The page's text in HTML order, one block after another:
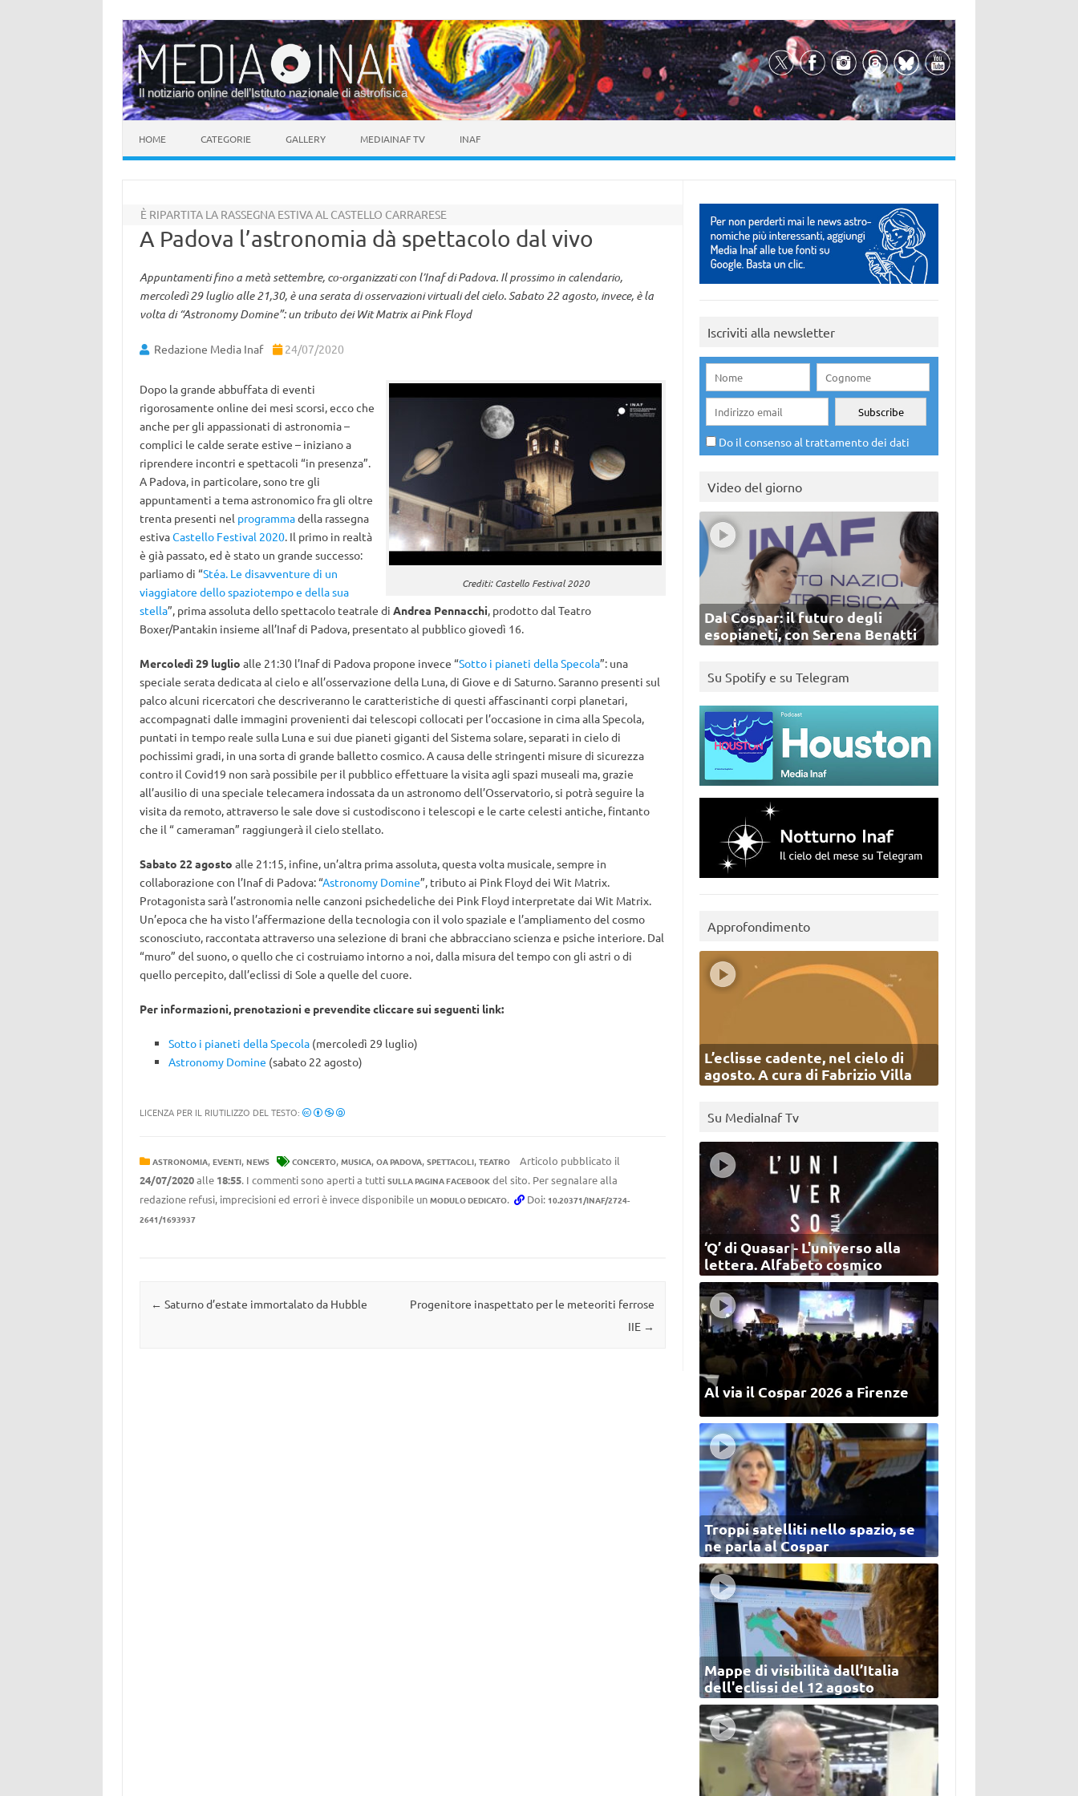
Il notiziario online dell’Istituto nazionale di astrofisica
HOME CATEGORIE GALLERY MEDIAINAF TV INAF
È RIPARTITA LA RASSEGNA ESTIVA AL CASTELLO CARRARESE
A Padova l’astronomia dà spettacolo dal vivo
Appuntamenti fino a metà settembre, co-organizzati con l’Inaf di Padova. Il prossimo in calendario,
mercoledì 29 luglio alle 21,30, è una serata di osservazioni virtuali del cielo. Sabato 22 agosto, invece, è la
volta di “Astronomy Domine”: un tributo dei Wit Matrix ai Pink Floyd
Redazione Media Inaf 24/07/2020
Crediti: Castello Festival 2020
Dopo la grande abbuffata di eventi
rigorosamente online dei mesi scorsi, ecco che
anche per gli appassionati di astronomia –
complici le calde serate estive – iniziano a
riprendere incontri e spettacoli “in presenza”.
A Padova, in particolare, sono tre gli
appuntamenti a tema astronomico fra gli oltre
trenta presenti nel programmadella rassegna
estivaCastello Festival 2020. Il primo in realtà
è già passato, ed è stato un grande successo:
parliamo di “Stéa. Le disavventure di un
viaggiatore dello spaziotempo e della sua
stella”, prima assoluta dello spettacolo teatrale di Andrea Pennacchi, prodotto dal Teatro
Boxer/Pantakin insieme all’Inaf di Padova, presentato al pubblico giovedì 16.
Mercoledì 29 luglio alle 21:30 l’Inaf di Padova propone invece “Sotto i pianeti della Specola”: una
speciale serata dedicata al cielo e all’osservazione della Luna, di Giove e di Saturno. Saranno presenti sul
palco alcuni ricercatori che descriveranno le caratteristiche di questi affascinanti corpi planetari,
accompagnati dalle immagini provenienti dai telescopi collocati per l’occasione in cima alla Specola,
puntati in tempo reale sulla Luna e sui due pianeti giganti del Sistema solare, separati in cielo di
pochissimi gradi, in una sorta di grande balletto cosmico. A causa delle stringenti misure di sicurezza
contro il Covid19 non sarà possibile per il pubblico effettuare la visita agli spazi museali ma, grazie
all’ausilio di una speciale telecamera indossata da un astronomo dell’Osservatorio, si potrà seguire la
visita da remoto, attraverso le sale dove si custodiscono i telescopi e le carte celesti antiche, fintanto
che il “ cameraman” raggiungerà il cielo stellato.
Sabato 22 agosto alle 21:15, infine, un’altra prima assoluta, questa volta musicale, sempre in
collaborazione con l’Inaf di Padova: “Astronomy Domine”, tributo ai Pink Floyd dei Wit Matrix.
Protagonista sarà l’astronomia nelle canzoni psichedeliche dei Pink Floyd interpretate dai Wit Matrix.
Un’epoca che ha visto l’affermazione della tecnologia con il volo spaziale e l’ampliamento del cosmo
sconosciuto, raccontata attraverso una selezione di brani che abbracciano scienza e psiche interiore. Dal
“muro” del suono, o quello che ci costruiamo intorno a noi, dalla misura del tempo con gli astri o di
quello percepito, dall’eclissi di Sole a quelle del cuore.
Per informazioni, prenotazioni e prevendite cliccare sui seguenti link:
Sotto i pianeti della Specola(mercoledì 29 luglio)
Astronomy Domine (sabato 22 agosto)
LICENZA PER IL RIUTILIZZO DEL TESTO:
ASTRONOMIA, EVENTI, NEWS CONCERTO, MUSICA, OA PADOVA, SPETTACOLI, TEATRO
Articolo pubblicato il
24/07/2020alle 18:55. I commenti sono aperti a tutti SULLA PAGINA FACEBOOKdel sito. Per segnalare alla
redazione refusi, imprecisioni ed errori è invece disponibile un MODULO DEDICATO. Doi: 10.20371/INAF/2724-
2641/1693937
Navigazione articolo
← Saturno d’estate immortalato da Hubble
Progenitore inaspettato per le meteoriti ferrose
IIE →
Iscriviti alla newsletter
Do il consenso al trattamento dei dati
Video del giorno
Dal Cospar: il futuro degli
esopianeti, con Serena Benatti
Su Spotify e su Telegram
Approfondimento
L’eclisse cadente, nel cielo di
agosto. A cura di Fabrizio Villa
Su MediaInaf Tv
‘Q’ di Quasar - L'universo alla
lettera. Alfabeto cosmico
Al via il Cospar 2026 a Firenze
Troppi satelliti nello spazio, se
ne parla al Cospar
Mappe di visibilità dall’Italia
dell'eclissi del 12 agosto